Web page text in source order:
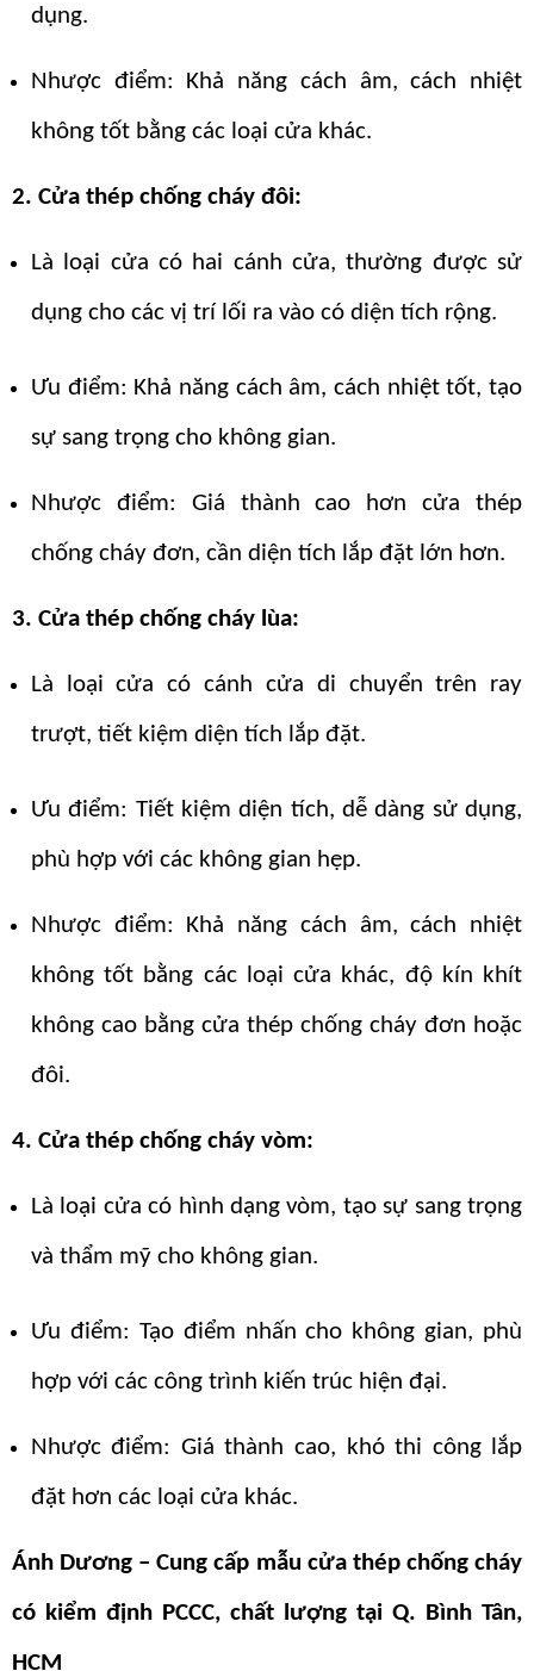
dụng.
Nhược điểm: Khả năng cách âm, cách nhiệt
không tốt bằng các loại cửa khác.
2. Cửa thép chống cháy đôi:
Là loại cửa có hai cánh cửa, thường được sử
dụng cho các vị trí lối ra vào có diện tích rộng.
Ưu điểm: Khả năng cách âm, cách nhiệt tốt, tạo
sự sang trọng cho không gian.
Nhược điểm: Giá thành cao hơn cửa thép
chống cháy đơn, cần diện tích lắp đặt lớn hơn.
3. Cửa thép chống cháy lùa:
Là loại cửa có cánh cửa di chuyển trên ray
trượt, tiết kiệm diện tích lắp đặt.
Ưu điểm: Tiết kiệm diện tích, dễ dàng sử dụng,
phù hợp với các không gian hẹp.
Nhược điểm: Khả năng cách âm, cách nhiệt
không tốt bằng các loại cửa khác, độ kín khít
không cao bằng cửa thép chống cháy đơn hoặc
đôi.
4. Cửa thép chống cháy vòm:
Là loại cửa có hình dạng vòm, tạo sự sang trọng
và thẩm mỹ cho không gian.
Ưu điểm: Tạo điểm nhấn cho không gian, phù
hợp với các công trình kiến trúc hiện đại.
Nhược điểm: Giá thành cao, khó thi công lắp
đặt hơn các loại cửa khác.
Ánh Dương – Cung cấp mẫu cửa thép chống cháy
có kiểm định PCCC, chất lượng tại Q. Bình Tân,
HCM